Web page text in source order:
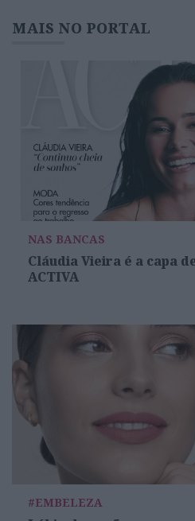
MAIS NO PORTAL
NAS BANCAS
Cláudia Vieira é a capa
ACTIVA
#EMBELEZA